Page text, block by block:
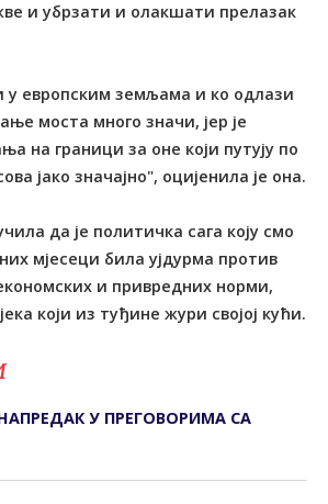
и убрзати и олакшати прелазак
у европским земљама и ко одлази
моста много значи, јер је
на граници за оне који путују по
јако значајно", оцијенила је она.
да је политичка сага коју смо
мјесеци била ујдурма против
и привредних норми,
који из туђине жури својој кући.
У ПРЕГОВОРИМА СА